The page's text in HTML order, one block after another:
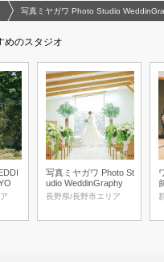
写真ミヤガワ Photo Studio
めのスタジオ
写真ミヤガワ Photo St
udio WeddinGraphy
長野県/長野市エリア